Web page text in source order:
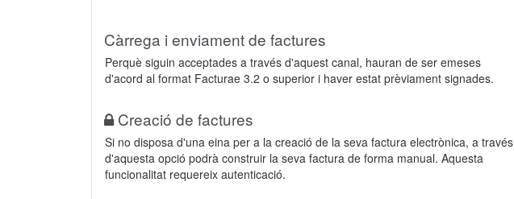
Càrrega i enviament de factures
Perquè siguin acceptades a través d'aquest canal, hauran de ser emeses
d'acord al format Facturae 3.2 o superior i haver estat prèviament signades.
Creació de factures
Si no disposa d'una eina per a la creació de la seva factura electrònica, a través
d'aquesta opció podrà construir la seva factura de forma manual. Aquesta
funcionalitat requereix autenticació.